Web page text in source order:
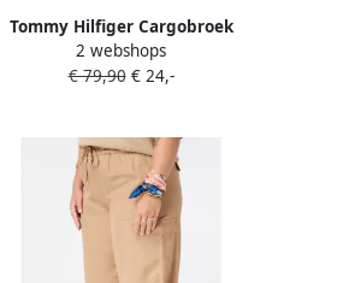
Tommy Hilfiger Cargobroek
UTILITY CARGO PANTS Kinderen
tot 16 jaar met logostiksel
2 webshops
€ 79,90€ 24,-